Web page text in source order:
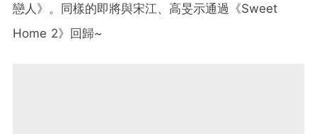
戀人 》。同樣的即將與宋江、 高旻示通過 《Sweet
Home 2》回歸~